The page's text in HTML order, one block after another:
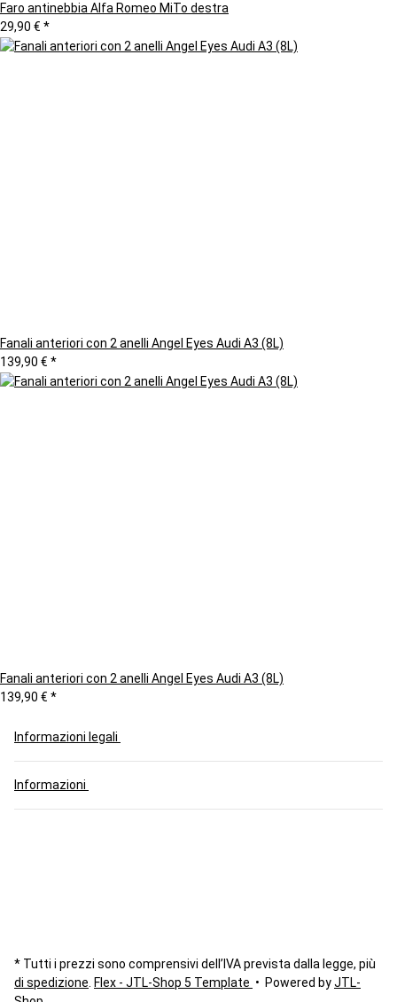
Faro antinebbia Alfa Romeo MiTo destra
29,90 € *
Fanali anteriori con 2 anelli Angel Eyes Audi A3 (8L)
139,90 € *
Fanali anteriori con 2 anelli Angel Eyes Audi A3 (8L)
139,90 € *
Informazioni legali
Informazioni
* Tutti i prezzi sono comprensivi dell’IVA prevista dalla legge, più
di spedizione. Flex - JTL-Shop 5 Template • Powered byJTL-